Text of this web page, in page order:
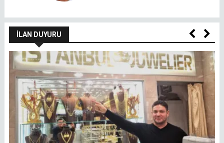
İLAN DUYURU